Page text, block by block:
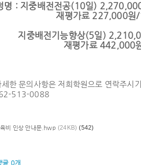
명 : 지중배전전공(10일)
평가료 227,000원/1
중배전기능향상(5일)
평가료 442,000원/
한 문의사항은 저희학원으로 연락주시
513-0088
비 인상 안내문.hwp (24KB) (542)
글 0개